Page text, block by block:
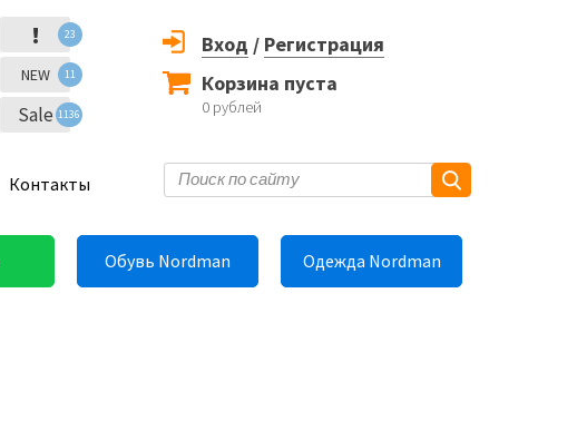
! 23
NEW 11
Sale 1136
Вход / Регистрация
Корзина пуста
0 рублей
Контакты
Обувь Nordman Одежда Nordman